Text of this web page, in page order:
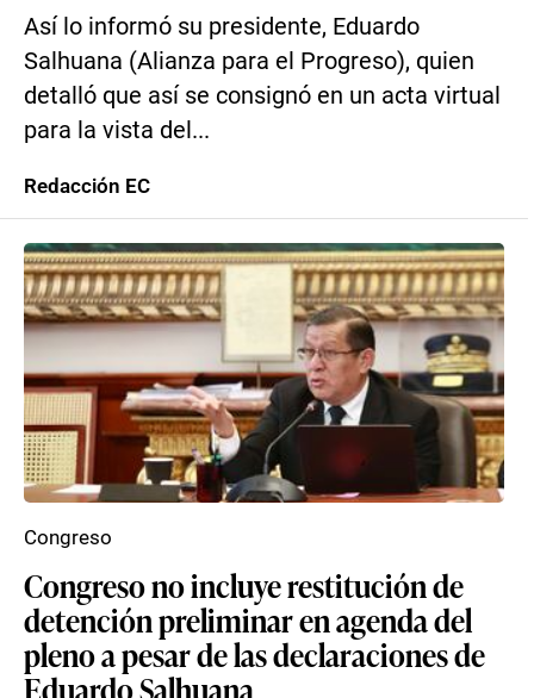
Así lo informó su presidente, Eduardo
Salhuana (Alianza para el Progreso), quien
detalló que así se consignó en un acta virtual
para la vista del...
Redacción EC
Congreso no incluye restitución de
detención preliminar en agenda del
pleno a pesar de las declaraciones de
Eduardo Salhuana
Congreso